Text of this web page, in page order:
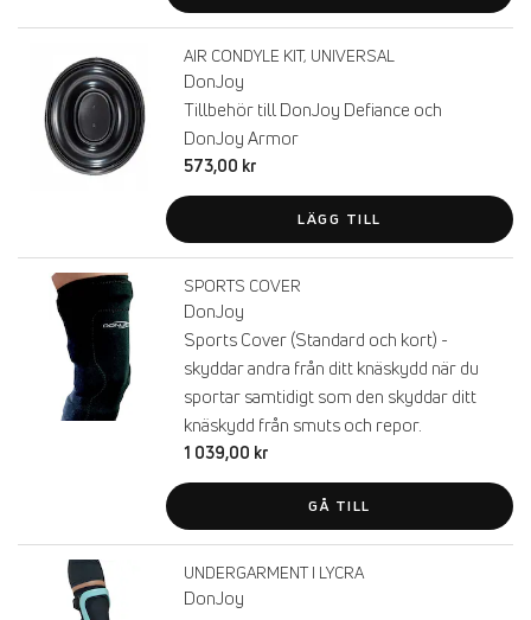
AIR CONDYLE KIT, UNIVERSAL
DonJoy
Tillbehör till DonJoy Defiance och
DonJoy Armor
573,00 kr
LÄGG TILL
SPORTS COVER
DonJoy
Sports Cover (Standard och kort) -
skyddar andra från ditt knäskydd när du
sportar samtidigt som den skyddar ditt
knäskydd från smuts och repor.
1 039,00 kr
GÅ TILL
UNDERGARMENT I LYCRA
DonJoy